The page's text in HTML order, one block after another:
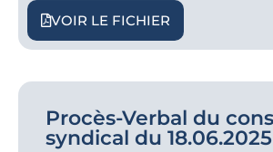
VOIR LE FICHIER
Procès-Verbal du
syndical du 18.06.2025